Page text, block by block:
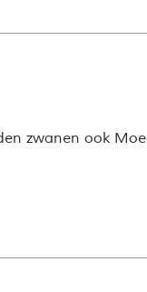
zwanen ook